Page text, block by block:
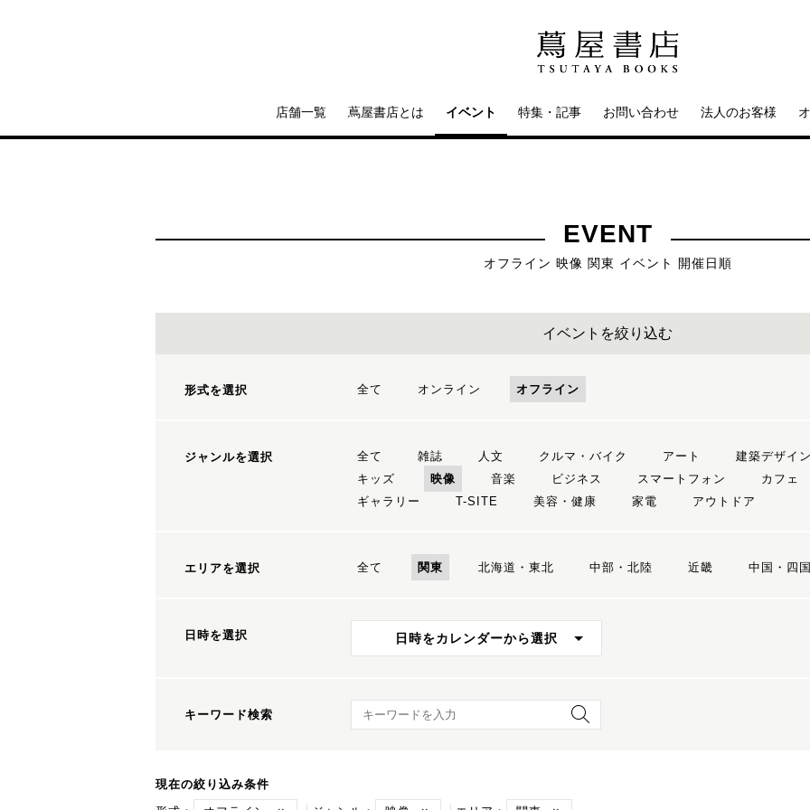
店舗一覧 蔦屋書店とは イベント 特集・記事 お問い合わせ 法人のお客様
EVENT
オフライン 映像 関東 イベント 開催日順
イベントを絞り込む
形式を選択 全て オンライン オフライン
ジャンルを選択 全て 雑誌 人文 クルマ・バイク アート 建築デザイン
キッズ
映像 音楽 ビジネス スマートフォン カフェ
ギャラリー
T-SITE 美容・健康 家電 アウトドア
エリアを選択 全て 関東 北海道・東北 中部・北陸 近畿 中国・四国
日時を選択 日時をカレンダーから選択
キーワード検索 キーワード検索
現在の絞り込み条件